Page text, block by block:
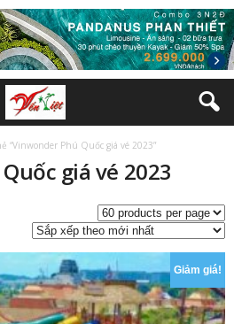
“Vinwonder Phú Quốc giá vé 2023”
giá vé 2023
Giảm giá!